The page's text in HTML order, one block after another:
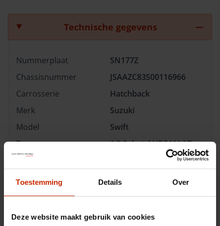
Toestemming Details Over
Deze website maakt gebruik van cookies
Technische gegevens
Nummerplaat
SN177Z
Chassisnummer
JSAAZC83S00116966
Carrosserie
Hatchback
Merk
Suzuki
Model
Swift
Type
1.2 Select AUTOMAAT
Transmissie
Brandstof
Benzine
Afgifte datum deel 1
22-05-2018